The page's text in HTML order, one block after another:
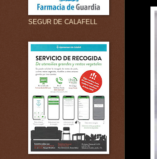
SEGUR DE CALAFELL